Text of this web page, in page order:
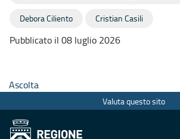
Debora Ciliento Cristian Casili
Pubblicato il 08 luglio 2026
Ascolta
Valuta questo sito